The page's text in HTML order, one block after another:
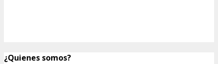
¿Quienes somos?